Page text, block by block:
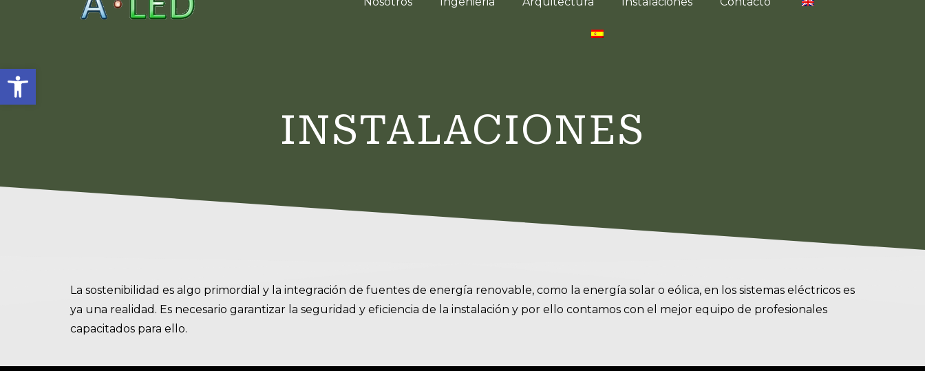
Abrir barra de herramientas
INSTALACIONES
La sostenibilidad es algo primordial y la integración de fuentes de energía renovable, como la energía solar o eólica, en los sistemas eléctricos es
ya una realidad. Es necesario garantizar la seguridad y eficiencia de la instalación y por ello contamos con el mejor equipo de profesionales
capacitados para ello.